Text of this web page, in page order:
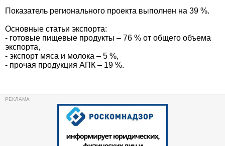
Показатель регионального проекта выполнен на 39 %.
Основные статьи экспорта:
- готовые пищевые продукты – 76 % от общего объема
экспорта,
- экспорт мяса и молока – 5 %,
- прочая продукция АПК – 19 %.